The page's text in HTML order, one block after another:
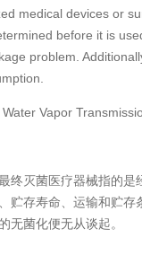
medical devices or
before it is
problem.
Vapor
灭菌医疗器械指的是
存寿命、运输和贮
无菌化便无从谈起。